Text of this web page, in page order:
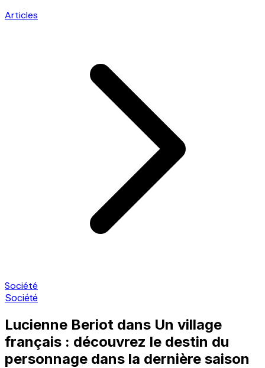
Articles
Société
Société
Lucienne Beriot dans Un village
français : découvrez le destin du
personnage dans la dernière saison